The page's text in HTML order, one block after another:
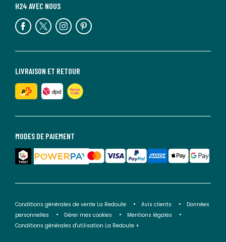
MODES DE PAIEMENT
LIVRAISON ET RETOUR
H24 AVEC NOUS
Conditions générales de vente La Redoute Avis clients
Données
personnelles
Gérer mes cookies
Mentions légales
Conditions générales d'utilisation La Redoute +